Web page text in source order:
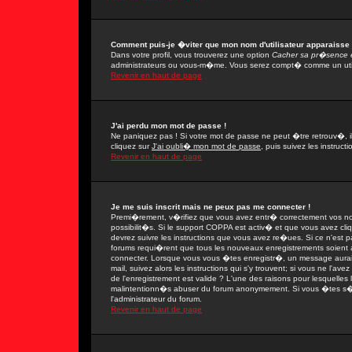
Comment puis-je �viter que mon nom d'utilisateur
Dans votre profil, vous trouverez une option Cacher sa pr�sence
administrateurs ou vous-m�me. Vous serez compt� comme un
Revenir en haut de page
J'ai perdu mon mot de passe !
Ne paniquez pas ! Si votre mot de passe ne peut �tre
cliquez surJ'ai oubli� mon mot de passe , puis suivez les
Revenir en haut de page
Je me suis inscrit mais ne peux pas me connecter !
Premi�rement, v�rifiez que vous avez entr� correctement vos
possibilit�s. Si le support COPPA est activ� et que vous avez
devrez suivre les instructions que vous avez re�ues. Si ce
forums requi�rent que tous les nouveaux enregistrements
connecter. Lorsque vous vous �tes enregistr�, un message
mail, suivez alors les instructions qui s'y trouvent; si vous ne
de l'enregistrement est valide ? L'une des raisons pour
malintentionn�s abuser du forum anonymement. Si vous �tes
l'administrateur du forum.
Revenir en haut de page